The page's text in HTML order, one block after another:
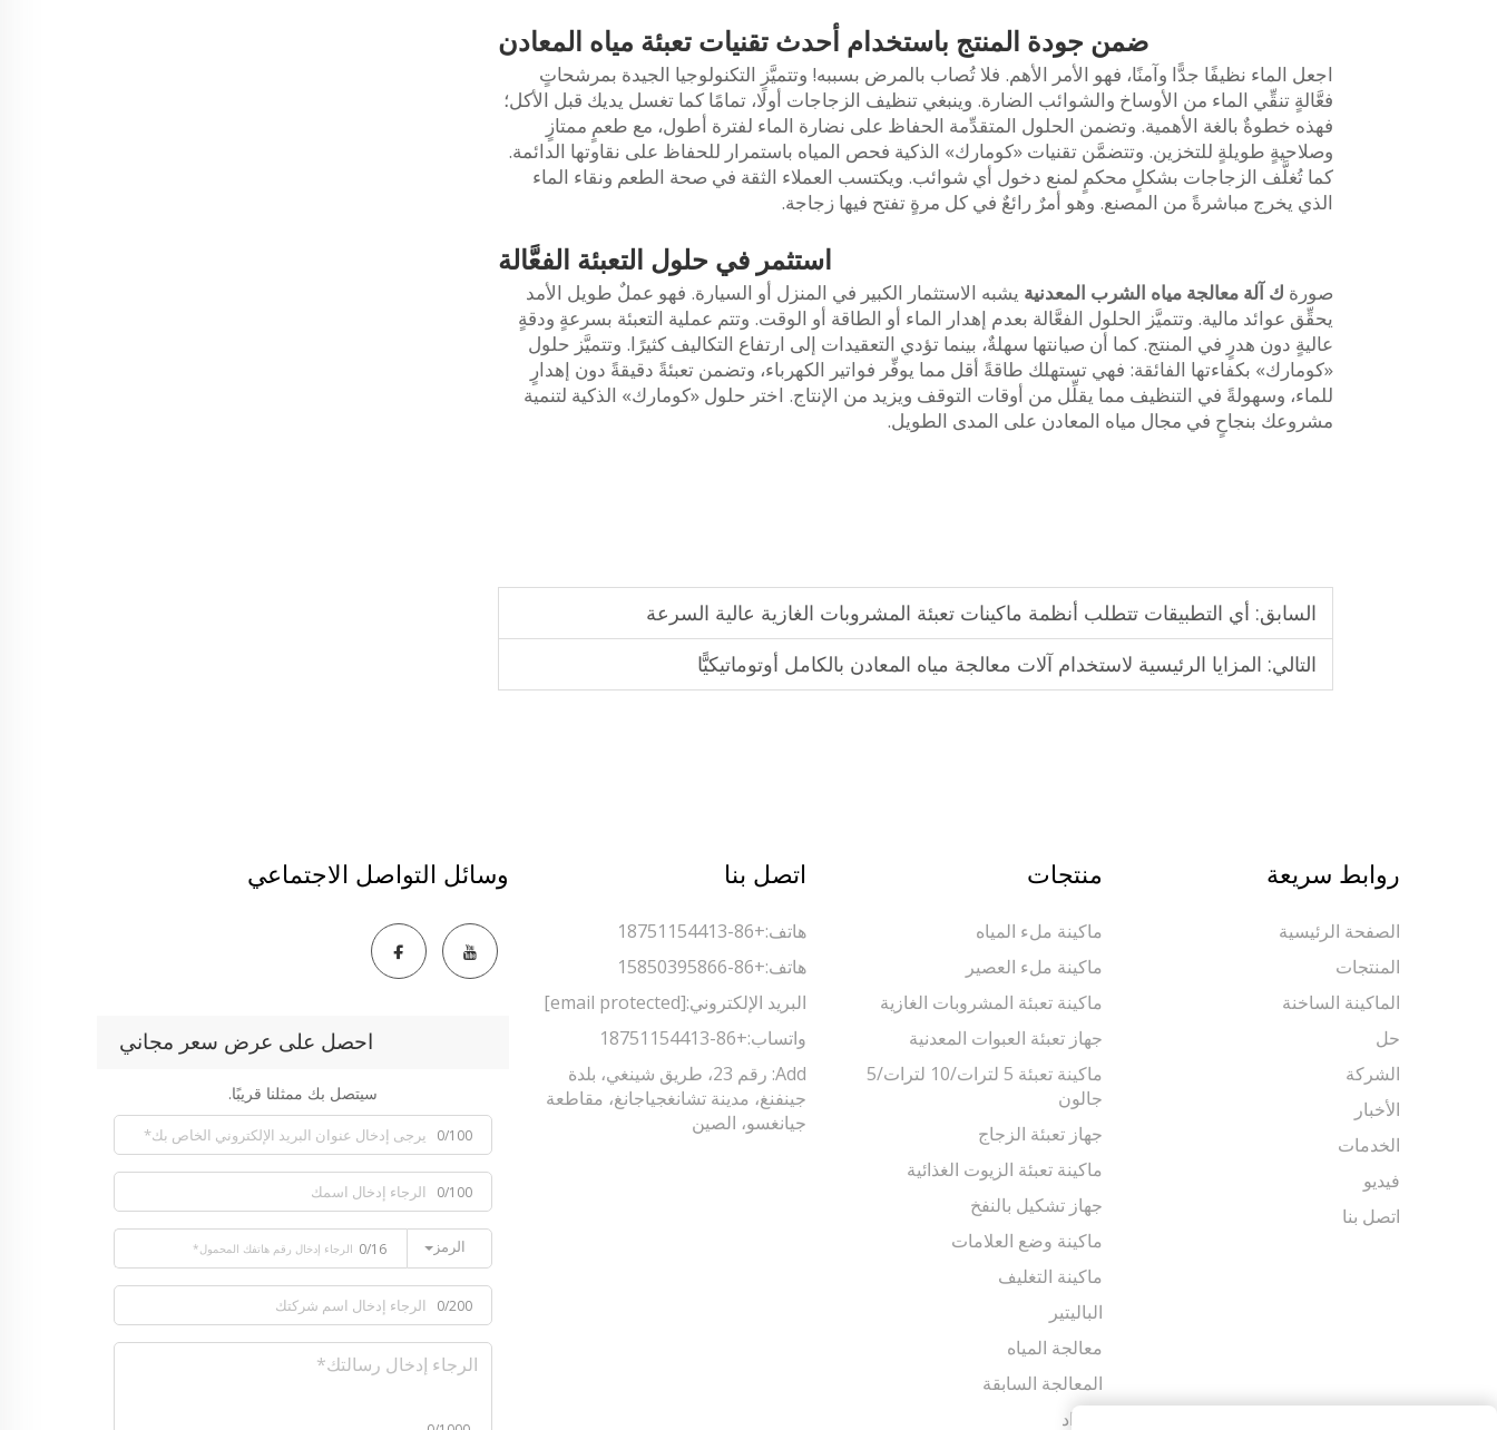
ضمن جودة المنتج باستخدام أحدث تقنيات تعبئة مياه المعادن
اجعل الماء نظيفًا جدًّا وآمنًا، فهو الأمر الأهم. فلا تُصاب بالمرض بسببه! وتتميَّز التكنولوجيا الجيدة بمرشحاتٍ
فعَّالةٍ تنقِّي الماء من الأوساخ والشوائب الضارة. وينبغي تنظيف الزجاجات أولًا، تمامًا كما تغسل يديك قبل الأكل؛
فهذه خطوةٌ بالغة الأهمية. وتضمن الحلول المتقدِّمة الحفاظ على نضارة الماء لفترة أطول، مع طعمٍ ممتازٍ
وصلاحيةٍ طويلةٍ للتخزين. وتتضمَّن تقنيات «كومارك» الذكية فحص المياه باستمرار للحفاظ على نقاوتها الدائمة.
كما تُغلَّف الزجاجات بشكلٍ محكمٍ لمنع دخول أي شوائب. ويكتسب العملاء الثقة في صحة الطعم ونقاء الماء
الذي يخرج مباشرةً من المصنع. وهو أمرٌ رائعٌ في كل مرةٍ تفتح فيها زجاجة.
استثمر في حلول التعبئة الفعَّالة
صورة ك آلة معالجة مياه الشرب المعدنية يشبه الاستثمار الكبير في المنزل أو السيارة. فهو عملٌ طويل الأمد
يحقِّق عوائد مالية. وتتميَّز الحلول الفعَّالة بعدم إهدار الماء أو الطاقة أو الوقت. وتتم عملية التعبئة بسرعةٍ ودقةٍ
عاليةٍ دون هدرٍ في المنتج. كما أن صيانتها سهلةٌ، بينما تؤدي التعقيدات إلى ارتفاع التكاليف كثيرًا. وتتميَّز حلول
«كومارك» بكفاءتها الفائقة: فهي تستهلك طاقةً أقل مما يوفِّر فواتير الكهرباء، وتضمن تعبئةً دقيقةً دون إهدارٍ
للماء، وسهولةً في التنظيف مما يقلِّل من أوقات التوقف ويزيد من الإنتاج. اختر حلول «كومارك» الذكية لتنمية
مشروعك بنجاحٍ في مجال مياه المعادن على المدى الطويل.
السابق: أي التطبيقات تتطلب أنظمة ماكينات تعبئة المشروبات الغازية عالية السرعة
التالي: المزايا الرئيسية لاستخدام آلات معالجة مياه المعادن بالكامل أوتوماتيكيًّا
روابط سريعة
الصفحة الرئيسية
المنتجات
الماكينة الساخنة
حل
الشركة
الأخبار
الخدمات
فيديو
اتصل بنا
منتجات
ماكينة ملء المياه
ماكينة ملء العصير
ماكينة تعبئة المشروبات الغازية
جهاز تعبئة العبوات المعدنية
ماكينة تعبئة 5 لترات/10 لترات/5
جالون
جهاز تعبئة الزجاج
ماكينة تعبئة الزيوت الغذائية
جهاز تشكيل بالنفخ
ماكينة وضع العلامات
ماكينة التغليف
الباليتير
معالجة المياه
المعالجة السابقة
المواد
اتصل بنا
هاتف:+86-18751154413
هاتف:+86-15850395866
البريد الإلكتروني:[email protected]
واتساب:+86-18751154413
Add: رقم 23، طريق شينغي، بلدة
جينفنغ، مدينة تشانغجياجانغ، مقاطعة
جيانغسو، الصين
وسائل التواصل الاجتماعي
احصل على عرض سعر مجاني
سيتصل بك ممثلنا قريبًا.
0/100
0/100
الرمز 0/16
0/200